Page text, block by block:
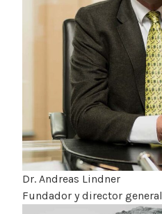
Dr. Andreas Lindner
Fundador y director general